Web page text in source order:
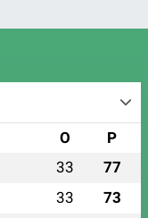
O P
33 77
33 73